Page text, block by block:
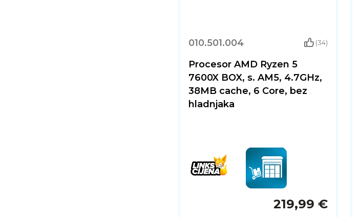
010.501.004 (34)
Procesor AMD Ryzen 5
7600X BOX, s. AM5, 4.7GHz,
38MB cache, 6 Core, bez
hladnjaka
219,99 €